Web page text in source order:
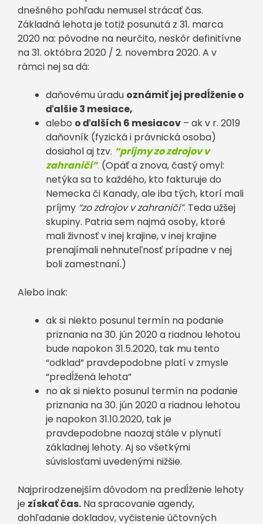
dnešného pohľadu nemusel strácať čas.
Základná lehota je totiž posunutá z 31. marca
2020 na: pôvodne na neurčito, neskôr definitívne
na 31. októbra 2020 / 2. novembra 2020. A v
rámci nej sa dá:
daňovému úradu oznámiť jej predĺženie o
ďalšie 3 mesiace,
alebo o ďalších 6 mesiacov – ak v r. 2019
daňovník (fyzická i právnická osoba)
dosiahol aj tzv. “príjmy zo zdrojov v
zahraničí”. (Opäť a znova, častý omyl:
netýka sa to každého, kto fakturuje do
Nemecka či Kanady, ale iba tých, ktorí mali
príjmy “zo zdrojov v zahraničí”. Teda užšej
skupiny. Patria sem najmä osoby, ktoré
mali živnosť v inej krajine, v inej krajine
prenajímali nehnuteľnosť prípadne v nej
boli zamestnaní.)
Alebo inak:
ak si niekto posunul termín na podanie
priznania na 30. jún 2020 a riadnou lehotou
bude napokon 31.5.2020, tak mu tento
“odklad” pravdepodobne platí v zmysle
“predĺžená lehota”
no ak si niekto posunul termín na podanie
priznania na 30. jún 2020 a riadnou lehotou
je napokon 31.10.2020, tak je
pravdepodobne naozaj stále v plynutí
základnej lehoty. Aj so všetkými
súvislosťami uvedenými nižšie.
Najprirodzenejším dôvodom na predĺženie lehoty
je získať čas. Na spracovanie agendy,
dohľadanie dokladov, vyčistenie účtovných